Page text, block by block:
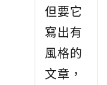
但要它
寫出有
風格的
文章，